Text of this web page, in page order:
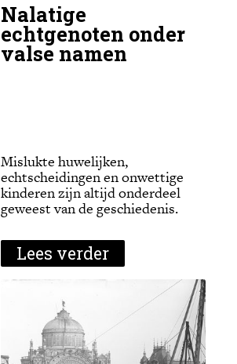
Nalatige
echtgenoten onder
valse namen
Mislukte huwelijken,
echtscheidingen en onwettige
kinderen zijn altijd onderdeel
geweest van de geschiedenis.
Lees verder